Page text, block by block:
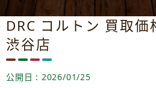
DRC コルトン 買取価
渋谷店
公開日 : 2026/01/25